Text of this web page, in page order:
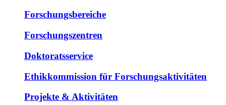
Forschungsbereiche
Forschungszentren
Doktoratsservice
Ethikkommission für Forschungsaktivitäten
Projekte & Aktivitäten